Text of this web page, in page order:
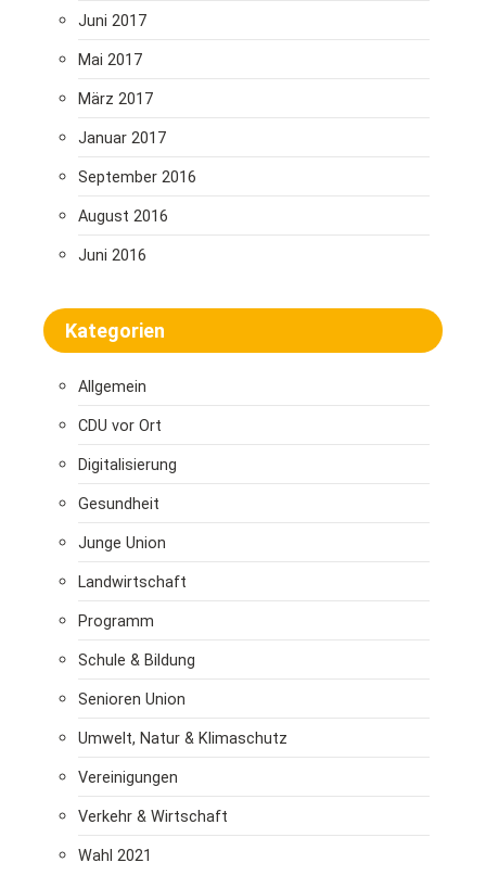
Juni 2017
Mai 2017
März 2017
Januar 2017
September 2016
August 2016
Juni 2016
Kategorien
Allgemein
CDU vor Ort
Digitalisierung
Gesundheit
Junge Union
Landwirtschaft
Programm
Schule & Bildung
Senioren Union
Umwelt, Natur & Klimaschutz
Vereinigungen
Verkehr & Wirtschaft
Wahl 2021